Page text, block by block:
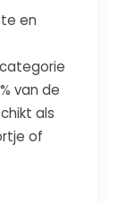
en
van de
als
of